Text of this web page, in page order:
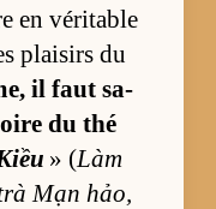
en vé­ri­table
plai­sirs du
il faut sa­
du thé
» (Làm
Mạn hảo,